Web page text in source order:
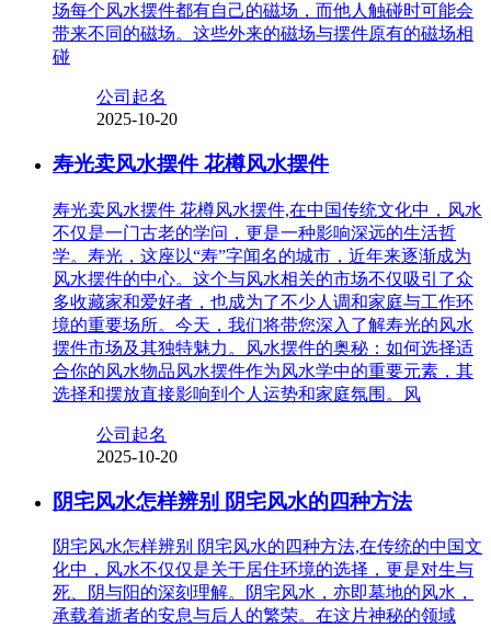
场每个风水摆件都有自己的磁场，而他人触碰时可能会
带来不同的磁场。这些外来的磁场与摆件原有的磁场相
碰
公司起名
2025-10-20
寿光卖风水摆件 花樽风水摆件
寿光卖风水摆件 花樽风水摆件,在中国传统文化中，风水
不仅是一门古老的学问，更是一种影响深远的生活哲
学。寿光，这座以“寿”字闻名的城市，近年来逐渐成为
风水摆件的中心。这个与风水相关的市场不仅吸引了众
多收藏家和爱好者，也成为了不少人调和家庭与工作环
境的重要场所。今天，我们将带您深入了解寿光的风水
摆件市场及其独特魅力。风水摆件的奥秘：如何选择适
合你的风水物品风水摆件作为风水学中的重要元素，其
选择和摆放直接影响到个人运势和家庭氛围。风
公司起名
2025-10-20
阴宅风水怎样辨别 阴宅风水的四种方法
阴宅风水怎样辨别 阴宅风水的四种方法,在传统的中国文
化中，风水不仅仅是关于居住环境的选择，更是对生与
死、阴与阳的深刻理解。阴宅风水，亦即墓地的风水，
承载着逝者的安息与后人的繁荣。在这片神秘的领域